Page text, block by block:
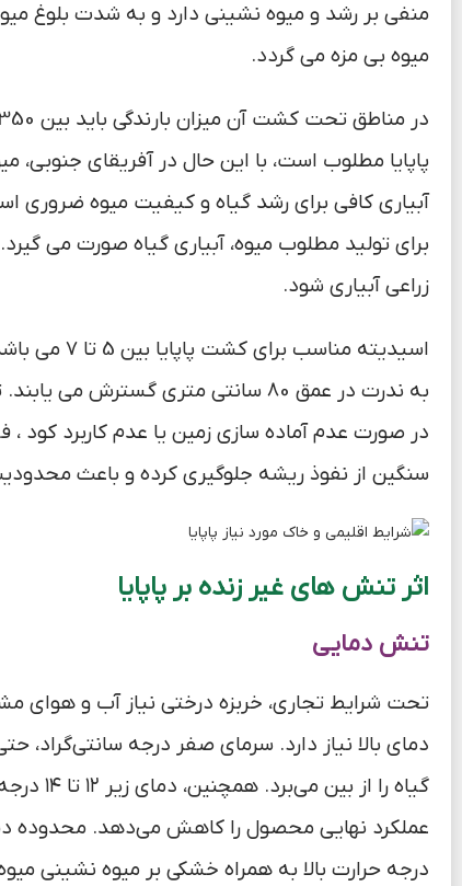
میوه بی مزه می گردد.
پاپایا مطلوب است، با این حال در آفریقای
آبیاری کافی برای رشد گیاه و کیفیت میوه ضروری
برای تولید مطلوب میوه، آبیاری گیاه صورت می
زراعی آبیاری شود.
در صورت عدم آماده سازی زمین یا عدم کاربرد
سنگین از نفوذ ریشه جلوگیری کرده و باعث
اثر تنش های غیر زنده بر پاپایا
تنش دمایی
تحت شرایط تجاری، خربزه درختی نیاز آب و هوای
دمای بالا نیاز دارد. سرمای صفر درجه سانتی‌گراد،
گیاه
درجه حرارت بالا به همراه خشکی بر میوه نشینی